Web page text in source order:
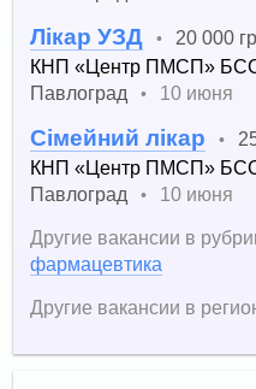
Лікар УЗД • 20 000
КНП «Центр ПМСП»
Павлоград
• 10 июня
Сімейний лікар •
КНП «Центр ПМСП»
Павлоград
•
10 июня
Другие вакансии в
фармацевтика
Другие вакансии в